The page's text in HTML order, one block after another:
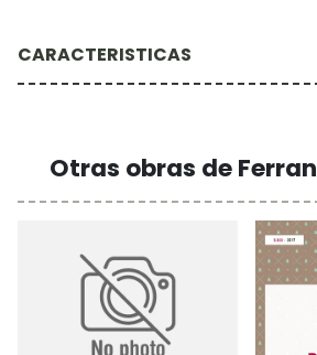
CARACTERISTICAS
Otras obras de Ferran